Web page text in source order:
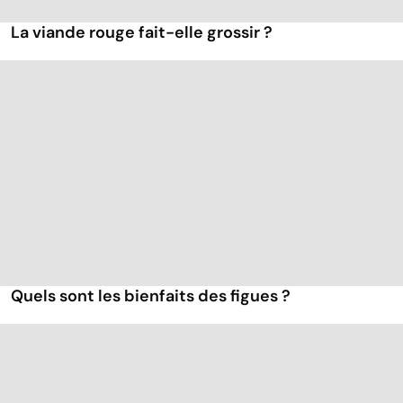
La viande rouge fait-elle grossir ?
Quels sont les bienfaits des figues ?